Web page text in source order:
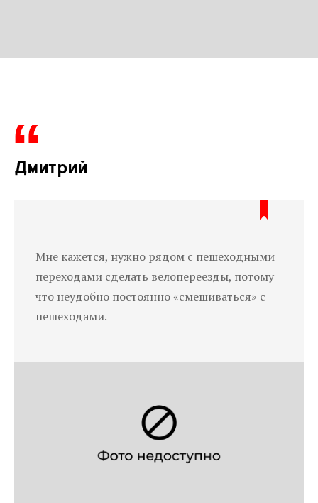
Дмитрий
Мне кажется, нужно рядом с пешеходными
переходами сделать велопереезды, потому
что неудобно постоянно «смешиваться» с
пешеходами.